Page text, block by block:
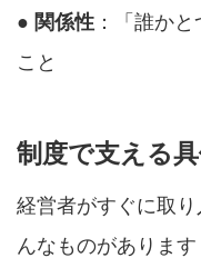
● 関係性 ：「誰か
こと
制度で支える
経営者がすぐに取
んなものがあります